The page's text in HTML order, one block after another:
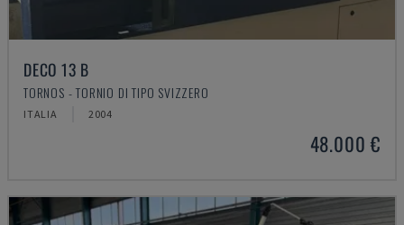
DECO 13 B
TORNOS - TORNIO DI TIPO SVIZZERO
ITALIA 2004
48.000 €